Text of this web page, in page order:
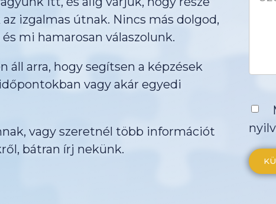
izgalmas útnak. Nincs más dolgod,
mi hamarosan válaszolunk.
áll arra, hogy segítsen a képzések
vagy akár egyedi
vagy szeretnél több információt
bátran írj nekünk.